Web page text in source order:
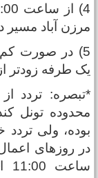
آباد مسیر
5) در صورت کم
طرفه زودتر از
تردد از
تونل
ولی تردد
روز‌های اعمال